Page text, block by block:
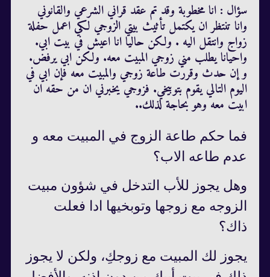
سؤال : انا مخطوبة وقد تم عقد قراني الشرعي والقانوني
وانا تنتظر ان يكتمل تأثيث بيتي الزوجي لكي اعمل حفلة
زواج وانتقل اليه . ولكن حاليا انا اعيش في بيت ابي.
واحيانا يطلب مني زوجي المبيت معه. ولكن ابي يرفض.
و إن حدث وقررت طاعة زوجي والمبيت معه فإن ابي في
اليوم التالي يقوم بتوبيخي. فزوجي يخبرني ان من حقه ان
ابيت معه وهو بحاجة لذلك..
فما حكم طاعة الزوج في المبيت معه و
عدم طاعه الاب؟
وهل يجوز للأب التدخل في شؤون مبيت
الزوجه مع زوجها وتوبخيها ادا فعلت
ذاك؟
يجوز لك المبيت مع زوجكِ، ولكن لا يجوز